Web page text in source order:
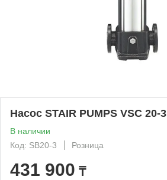
Насос STAIR PUMPS VSC 20-3
В наличии
Код: SB20-3
Розница
431 900 ₸